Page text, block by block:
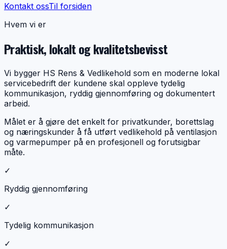
Kontakt ossTil forsiden
Hvem vi er
Praktisk, lokalt og kvalitetsbevisst
Vi bygger HS Rens & Vedlikehold som en moderne lokal
servicebedrift der kundene skal oppleve tydelig
kommunikasjon, ryddig gjennomføring og dokumentert
arbeid.
Målet er å gjøre det enkelt for privatkunder, borettslag
og næringskunder å få utført vedlikehold på ventilasjon
og varmepumper på en profesjonell og forutsigbar
måte.
✓
Ryddig gjennomføring
✓
Tydelig kommunikasjon
✓